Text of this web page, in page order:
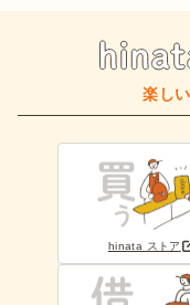
楽し
hinata ストア